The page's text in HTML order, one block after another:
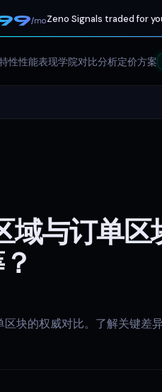
/moZeno Signals traded for
性性能表现学院对比分析定价方案
域与订单
区块的权威对比。了解关键